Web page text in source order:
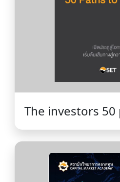
The investors
wealth เปิดประตู
เส้นทางสู่ ความมั่ง